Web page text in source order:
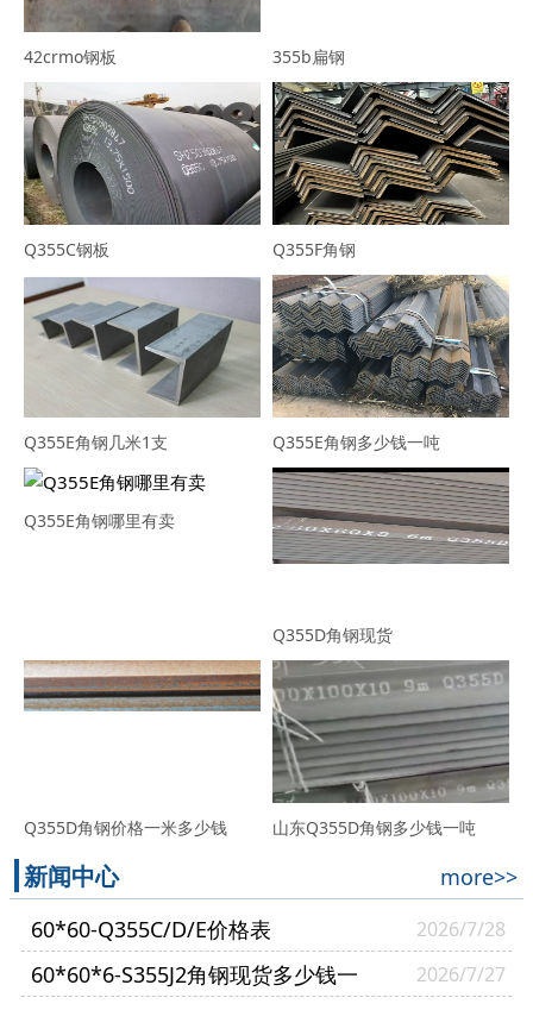
42crmo钢板 355b扁钢
Q355C钢板 Q355F角钢
Q355E角钢几米1支 Q355E角钢多少钱一吨
Q355E角钢哪里有卖
Q355D角钢现货
Q355D角钢价格一米多少钱 山东Q355D角钢多少钱一吨
新闻中心
more>>
60*60-Q355C/D/E价格表
2026/7/28
60*60*6-S355J2角钢现货多少钱一
2026/7/27